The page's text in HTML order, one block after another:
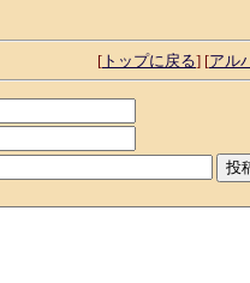
[ トップに戻る] [アル